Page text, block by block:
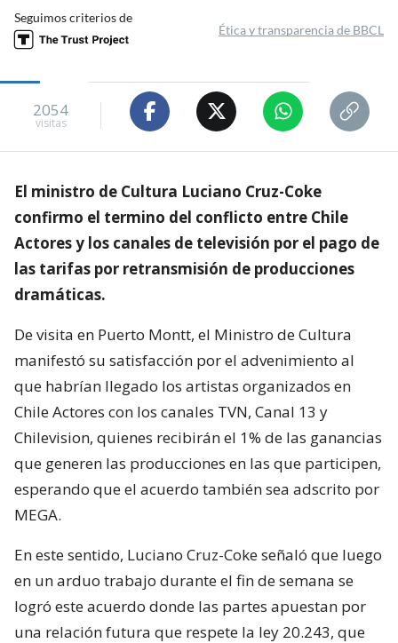
Seguimos criterios de
Ética y transparencia de BBCL
2054
visitas
El ministro de Cultura Luciano Cruz-Coke
confirmo el termino del conflicto entre Chile
Actores y los canales de televisión por el pago de
las tarifas por retransmisión de producciones
dramáticas.
De visita en Puerto Montt, el Ministro de Cultura
manifestó su satisfacción por el advenimiento al
que habrían llegado los artistas organizados en
Chile Actores con los canales TVN, Canal 13 y
Chilevision, quienes recibirán el 1% de las ganancias
que generen las producciones en las que participen,
esperando que el acuerdo también sea adscrito por
MEGA.
En este sentido, Luciano Cruz-Coke señaló que luego
en un arduo trabajo durante el fin de semana se
logró este acuerdo donde las partes apuestan por
una relación futura que respete la ley 20.243, que